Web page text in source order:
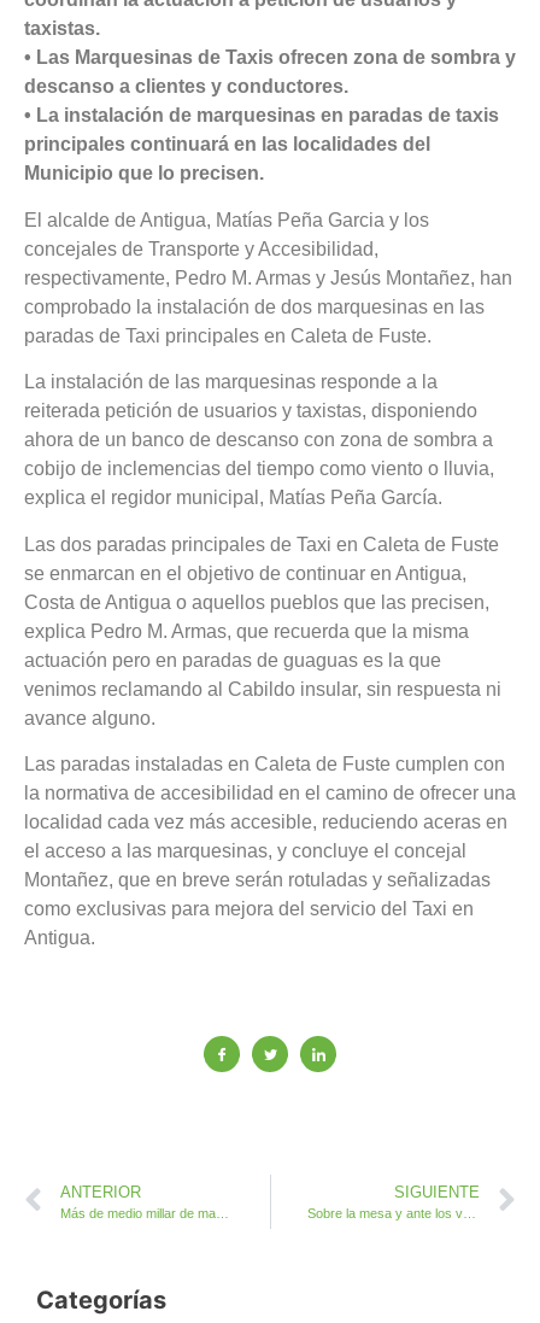
taxistas.
• Las Marquesinas de Taxis ofrecen zona de sombra y
descanso a clientes y conductores.
• La instalación de marquesinas en paradas de taxis
principales continuará en las localidades del
Municipio que lo precisen.
El alcalde de Antigua, Matías Peña Garcia y los
concejales de Transporte y Accesibilidad,
respectivamente, Pedro M. Armas y Jesús Montañez, han
comprobado la instalación de dos marquesinas en las
paradas de Taxi principales en Caleta de Fuste.
La instalación de las marquesinas responde a la
reiterada petición de usuarios y taxistas, disponiendo
ahora de un banco de descanso con zona de sombra a
cobijo de inclemencias del tiempo como viento o lluvia,
explica el regidor municipal, Matías Peña García.
Las dos paradas principales de Taxi en Caleta de Fuste
se enmarcan en el objetivo de continuar en Antigua,
Costa de Antigua o aquellos pueblos que las precisen,
explica Pedro M. Armas, que recuerda que la misma
actuación pero en paradas de guaguas es la que
venimos reclamando al Cabildo insular, sin respuesta ni
avance alguno.
Las paradas instaladas en Caleta de Fuste cumplen con
la normativa de accesibilidad en el camino de ofrecer una
localidad cada vez más accesible, reduciendo aceras en
el acceso a las marquesinas, y concluye el concejal
Montañez, que en breve serán rotuladas y señalizadas
como exclusivas para mejora del servicio del Taxi en
Antigua.
ANTERIOR SIGUIENTE
Sobre la mesa y ante los vecinos los detalles y avances del Ayuntamiento de Antigua para la recepción de Salinas Golf
Categorías